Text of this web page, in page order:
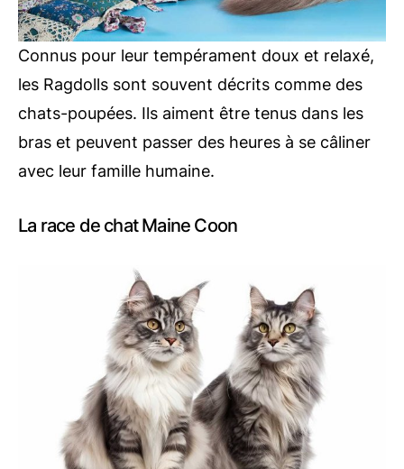
Connus pour leur tempérament doux et relaxé,
les Ragdolls sont souvent décrits comme des
chats-poupées. Ils aiment être tenus dans les
bras et peuvent passer des heures à se câliner
avec leur famille humaine.
La race de chat Maine Coon